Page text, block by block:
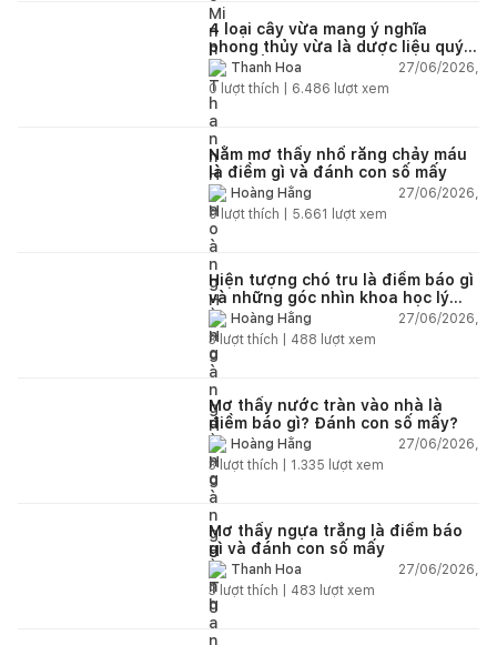
4 loại cây vừa mang ý nghĩa
phong thủy vừa là dược liệu quý
nên trồng trong nhà
Thanh Hoa
27/06/2026,
0 lượt thích | 6.486 lượt xem
Nằm mơ thấy nhổ răng chảy máu
là điềm gì và đánh con số mấy
Hoàng Hằng
27/06/2026,
0lượt thích | 5.661 lượt xem
Hiện tượng chó tru là điềm báo gì
và những góc nhìn khoa học lý
giảiHoàng Hằng
27/06/2026,
3lượt thích | 488 lượt xem
Mơ thấy nước tràn vào nhà là
điềm báo gì? Đánh con số mấy?
Hoàng Hằng
27/06/2026,
3lượt thích | 1.335 lượt xem
Mơ thấy ngựa trắng là điềm báo
gì và đánh con số mấy
Thanh Hoa
27/06/2026,
3lượt thích | 483 lượt xem